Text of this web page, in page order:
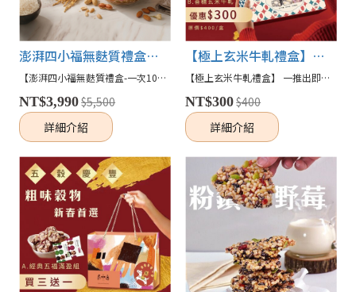
澎湃四小福無麩質禮盒【一次10盒送1】(素)
【澎湃四小福無麩質禮盒-一次10盒送1】 中元普渡|拜的體面，吃得不浪費 小豆餅 × 粗味花生米果聯名禮盒， 用香濃花生與酥脆米香，陪你傳遞最真摯的感謝📦
NT$3,990$5,500
詳細介紹
【極上玄米牛軋禮盒】五穀慶豐B款(蛋奶素無麩質)
【極上玄米牛軋禮盒】 一推出即成爆款！！！ ✨ ✨ 一盒匯聚三種特色風味，將傳統與創意完美結合。 選用特選玄米製作，手工蛋白打發，多層次口感軟綿馨香， 天然海藻糖，為您帶來全新低甜度無麩質的米牛軋！
NT$300$400
詳細介紹